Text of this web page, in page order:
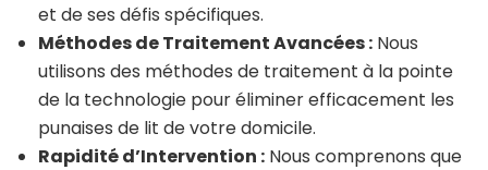
et de ses défis spécifiques.
Méthodes de Traitement Avancées : Nous
utilisons des méthodes de traitement à la pointe
de la technologie pour éliminer efficacement les
punaises de lit de votre domicile.
Rapidité d’Intervention : Nous comprenons que